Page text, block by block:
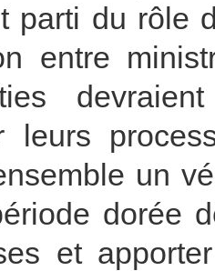
parti du rôle
entre
leurs
un
dorée
et